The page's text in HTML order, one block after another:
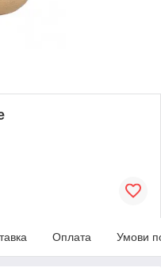
Оплата Умови